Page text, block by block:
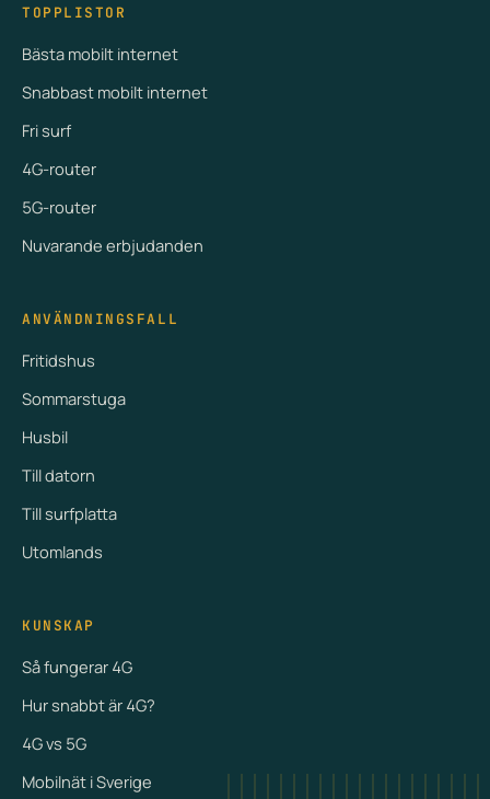
TOPPLISTOR
Bästa mobilt internet
Snabbast mobilt internet
Fri surf
4G-router
5G-router
Nuvarande erbjudanden
ANVÄNDNINGSFALL
Fritidshus
Sommarstuga
Husbil
Till datorn
Till surfplatta
Utomlands
KUNSKAP
Så fungerar 4G
Hur snabbt är 4G?
4G vs 5G
Mobilnät i Sverige